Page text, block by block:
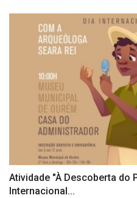
Atividade "À Descoberta do
Internacional...